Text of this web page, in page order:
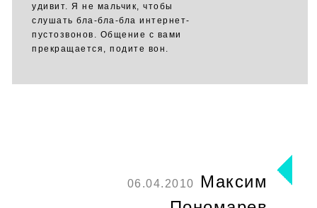
удивит. Я не мальчик, чтобы
слушать бла-бла-бла интернет-
пустозвонов. Общение с вами
прекращается, подите вон.
06.04.2010
Максим